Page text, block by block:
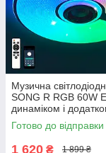
Музична
SONG R RGB 60W
динаміком і
смартфону APP
Готово до відправки
1 620 ₴ 1 899 ₴